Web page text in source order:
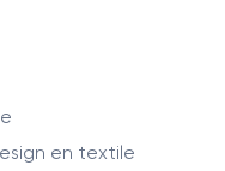
en textile